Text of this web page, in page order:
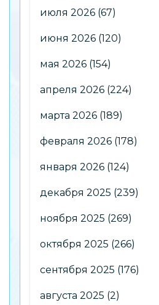
июля 2026 (67)
июня 2026 (120)
мая 2026 (154)
апреля 2026 (224)
марта 2026 (189)
февраля 2026 (178)
января 2026 (124)
декабря 2025 (239)
ноября 2025 (269)
октября 2025 (266)
сентября 2025 (176)
августа 2025 (2)